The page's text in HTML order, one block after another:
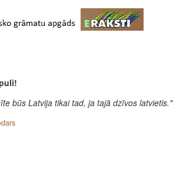
būs Latvija tikai tad, ja tajā dzīvos latvietis."